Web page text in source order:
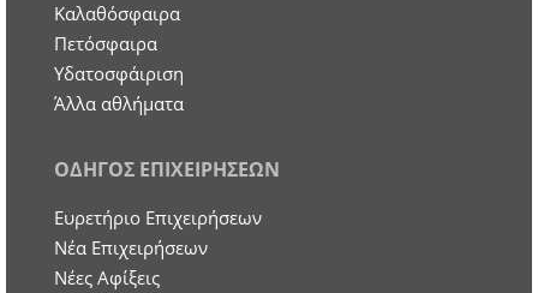
Καλαθόσφαιρα
Πετόσφαιρα
Υδατοσφάιριση
Άλλα αθλήματα
ΟΔΗΓΟΣ ΕΠΙΧΕΙΡΗΣΕΩΝ
Ευρετήριο Επιχειρήσεων
Nέα Επιχειρήσεων
Νέες Αφίξεις